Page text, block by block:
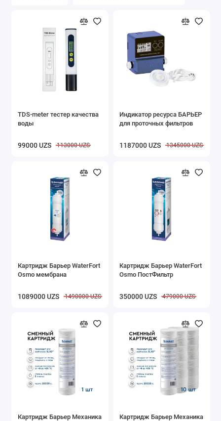
TDS-meter тестер качества
воды
99000 UZS 113000 UZS
Индикатор ресурса БАРЬЕР
для проточных фильтров
1187000 UZS 1345000 UZS
Картридж Барьер WaterFort
Osmo мембрана
1089000 UZS 1490000 UZS
Картридж Барьер WaterFort
Osmo ПостФильтр
350000 UZS 479000 UZS
Картридж Барьер Механика
Картридж Барьер Механика